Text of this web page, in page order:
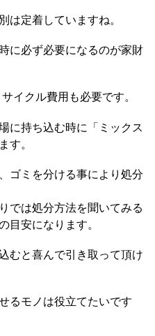
は定着していますね。
に必ず必要になるのが家財
イクル費用も必要です。
に持ち込む時に「ミックス
す。
ゴミを分ける事により処分
では処分方法を聞いてみる
目安になります。
むと喜んで引き取って頂け
るモノは役立てたいです